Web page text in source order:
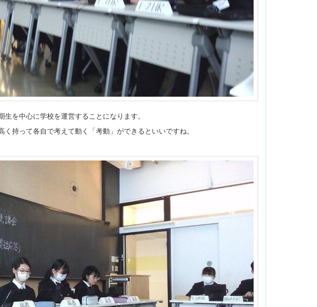
を中心に学校を運営することになります。
持って各自で考えて動く「考動」ができるといいですね。